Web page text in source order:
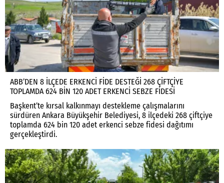
ABB’DEN 8 İLÇEDE ERKENCİ FİDE DESTEĞİ 268 ÇİFTÇİYE
TOPLAMDA 624 BİN 120 ADET ERKENCİ SEBZE FİDESİ
Başkent’te kırsal kalkınmayı destekleme çalışmalarını
sürdüren Ankara Büyükşehir Belediyesi, 8 ilçedeki 268 çiftçiye
toplamda 624 bin 120 adet erkenci sebze fidesi dağıtımı
gerçekleştirdi.